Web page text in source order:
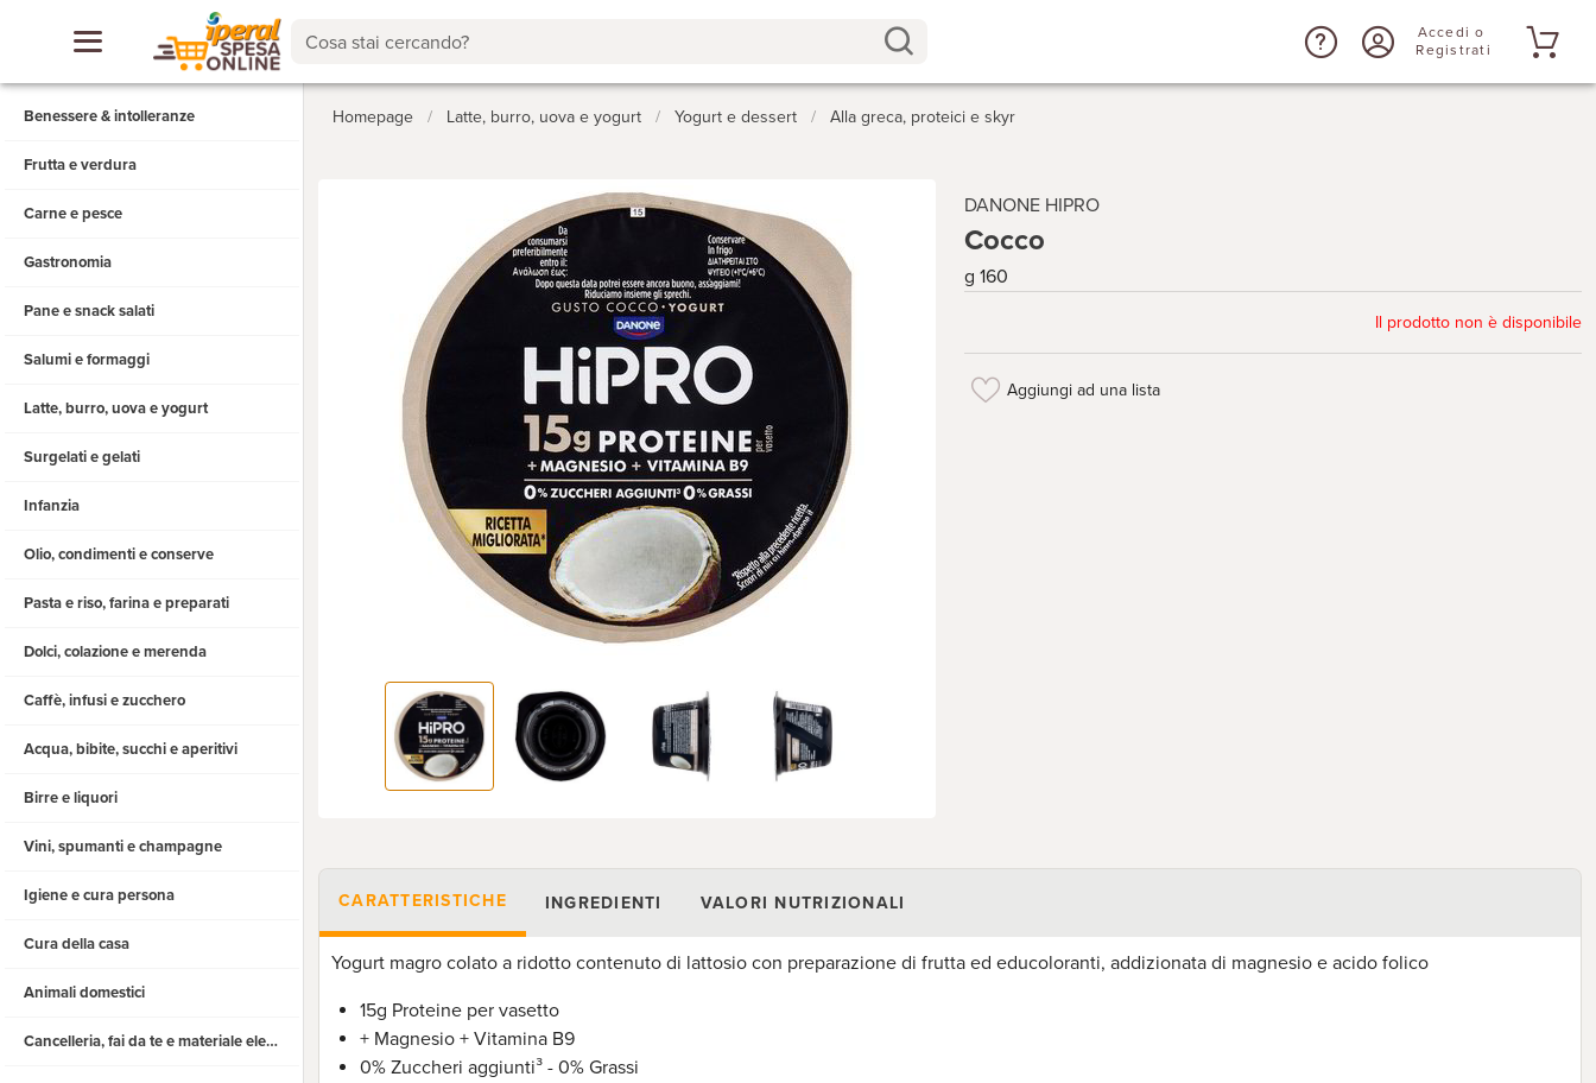
Cosa stai cercando?
Accedi o
Registrati
Benessere & intolleranze
Frutta e verdura
Carne e pesce
Gastronomia
Pane e snack salati
Salumi e formaggi
Latte, burro, uova e yogurt
Surgelati e gelati
Infanzia
Olio, condimenti e conserve
Pasta e riso, farina e preparati
Dolci, colazione e merenda
Caffè, infusi e zucchero
Acqua, bibite, succhi e aperitivi
Birre e liquori
Vini, spumanti e champagne
Igiene e cura persona
Cura della casa
Animali domestici
Cancelleria, fai da te e materiale elettrico
Homepage / Latte, burro, uova e yogurt / Yogurt e dessert / Alla greca, proteici e skyr
DANONE HIPRO
Cocco
g 160
Il prodotto non è disponibile
Aggiungi ad una lista
CARATTERISTICHE INGREDIENTI VALORI NUTRIZIONALI
Yogurt magro colato a ridotto contenuto di lattosio con preparazione di frutta ed educoloranti, addizionata di magnesio e acido folico
15g Proteine per vasetto
+ Magnesio + Vitamina B9
0% Zuccheri aggiunti³ - 0% Grassi